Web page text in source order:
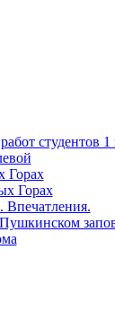
Горах
Горах
Впечатления.